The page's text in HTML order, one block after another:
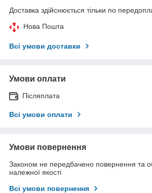
Доставка здійснюється тільки по
Нова Пошта
Всі умови доставки
Умови оплати
Післяплата
Всі умови оплати
Умови повернення
Законом не передбачено повернення та
належної якості
Всі умови повернення